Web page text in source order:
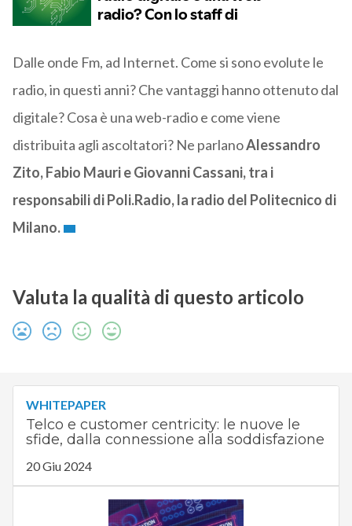
Dalle onde Fm, ad Internet. Come si sono evolute le
radio, in questi anni? Che vantaggi hanno ottenuto dal
digitale? Cosa è una web-radio e come viene
distribuita agli ascoltatori? Ne parlanoAlessandro
Zito, Fabio Mauri e Giovanni Cassani, tra i
responsabili di Poli.Radio, la radio del Politecnico di
Milano.
Valuta la qualità di questo articolo
WHITEPAPER
Telco e customer centricity: le nuove le
sfide, dalla connessione alla soddisfazione
20 Giu 2024